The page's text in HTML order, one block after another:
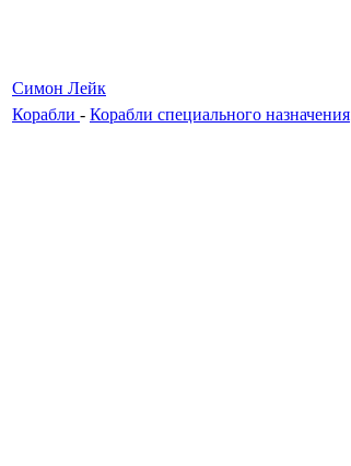
Симон Лейк
Корабли - Корабли специального назначения